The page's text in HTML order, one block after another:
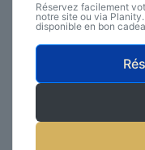
Réservez facilement
notre site ou via
disponible en bon